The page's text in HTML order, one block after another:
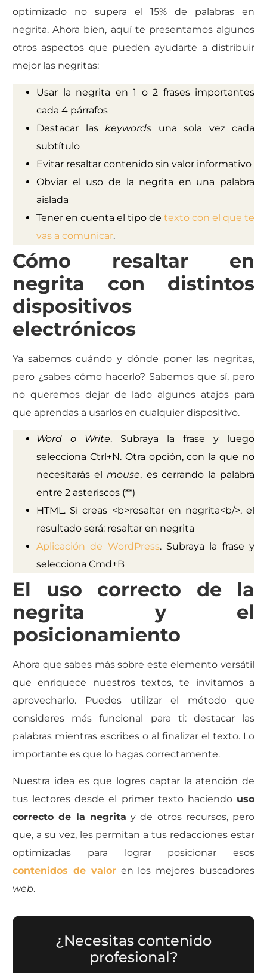
optimizado no supera el 15% de palabras en
negrita. Ahora bien, aquí te presentamos algunos
otros aspectos que pueden ayudarte a distribuir
mejor las negritas:
Usar la negrita en 1 o 2 frases importantes
cada 4 párrafos
Destacar las keywords una sola vez cada
subtítulo
Evitar resaltar contenido sin valor informativo
Obviar el uso de la negrita en una palabra
aislada
Tener en cuenta el tipo de texto con el que te
vas a comunicar.
Cómo resaltar en
negrita con distintos
dispositivos
electrónicos
Ya sabemos cuándo y dónde poner las negritas,
pero ¿sabes cómo hacerlo? Sabemos que sí, pero
no queremos dejar de lado algunos atajos para
que aprendas a usarlos en cualquier dispositivo.
Word o Write. Subraya la frase y luego
selecciona Ctrl+N. Otra opción, con la que no
necesitarás elmouse, es cerrando la palabra
entre 2 asteriscos (**)
HTML. Si creas <b>resaltar en negrita<b/>, el
resultado será: resaltar en negrita
Aplicación de WordPress. Subraya la frase y
selecciona Cmd+B
El uso correcto de la
negrita y el
posicionamiento
Ahora que sabes más sobre este elemento versátil
que enriquece nuestros textos, te invitamos a
aprovecharlo. Puedes utilizar el método que
consideres más funcional para ti: destacar las
palabras mientras escribes o al finalizar el texto. Lo
importante es que lo hagas correctamente.
Nuestra idea es que logres captar la atención de
tus lectores desde el primer texto haciendo uso
correcto de la negrita y de otros recursos, pero
que, a su vez, les permitan a tus redacciones estar
optimizadas para lograr posicionar esos
contenidos de valoren los mejores buscadores
web.
¿Necesitas contenido
profesional?